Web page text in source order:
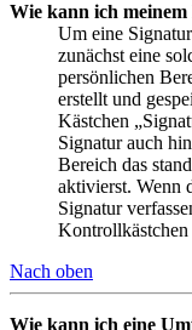
Wie kann ich
Um eine
zunächst eine
persönlichen
erstellt und
Kästchen
Signatur auch
Bereich das
aktivierst. Wenn
Signatur
Kontrollkästchen
Nach oben
Wie kann ich eine